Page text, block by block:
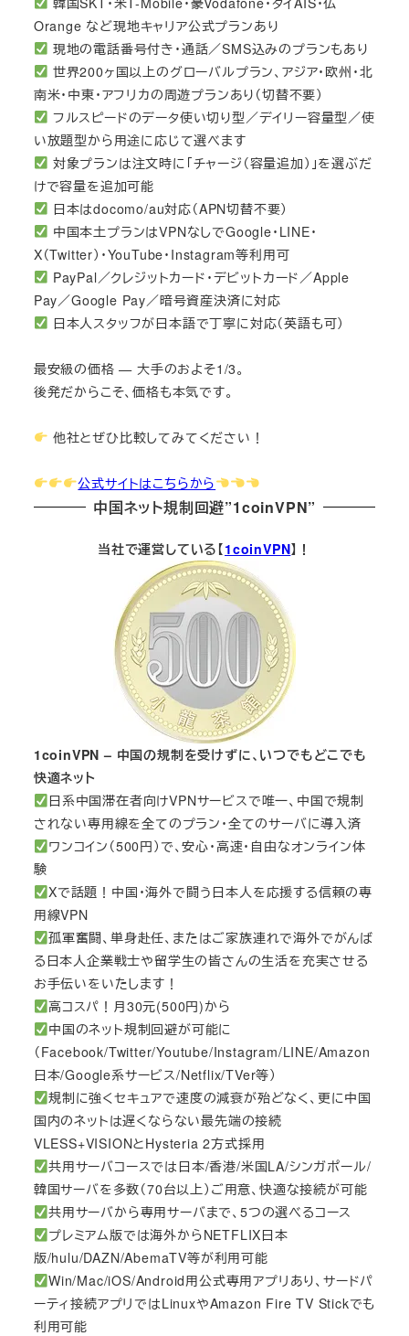
Orange など現地キャリア公式プランあり
現地の電話番号付き・通話／SMS込みのプランもあり
世界200ヶ国以上のグローバルプラン、アジア・欧州・北
南米・中東・アフリカの周遊プランあり（切替不要）
フルスピードのデータ使い切り型／デイリー容量型／使
い放題型から用途に応じて選べます
対象プランは注文時に「チャージ（容量追加）」を選ぶだ
けで容量を追加可能
日本はdocomo/au対応（APN切替不要）
中国本土プランはVPNなしでGoogle・LINE・
X（Twitter）・YouTube・Instagram等利用可
PayPal／クレジットカード・デビットカード／Apple
Pay／Google Pay／暗号資産決済に対応
日本人スタッフが日本語で丁寧に対応（英語も可）
最安級の価格 — 大手のおよそ1/3。
後発だからこそ、価格も本気です。
他社とぜひ比較してみてください！
公式サイトはこちらから
中国ネット規制回避”1coinVPN”
当社で運営している【1coinVPN】！
1coinVPN – 中国の規制を受けずに、いつでもどこでも
快適ネット
日系中国滞在者向けVPNサービスで唯一、中国で規制
されない専用線を全てのプラン・全てのサーバに導入済
ワンコイン（500円）で、安心・高速・自由なオンライン体
験
Xで話題！中国・海外で闘う日本人を応援する信頼の専
用線VPN
孤軍奮闘、単身赴任、またはご家族連れで海外でがんば
る日本人企業戦士や留学生の皆さんの生活を充実させる
お手伝いをいたします！
高コスパ！月30元(500円)から
中国のネット規制回避が可能に
（Facebook/Twitter/Youtube/Instagram/LINE/Amazon
日本/Google系サービス/Netflix/TVer等）
規制に強くセキュアで速度の減衰が殆どなく、更に中国
国内のネットは遅くならない最先端の接続
VLESS+VISIONとHysteria 2方式採用
共用サーバコースでは日本/香港/米国LA/シンガポール/
韓国サーバを多数（70台以上）ご用意、快適な接続が可能
共用サーバから専用サーバまで、5つの選べるコース
プレミアム版では海外からNETFLIX日本
版/hulu/DAZN/AbemaTV等が利用可能
Win/Mac/iOS/Android用公式専用アプリあり、サードパ
ーティ接続アプリではLinuxやAmazon Fire TV Stickでも
利用可能